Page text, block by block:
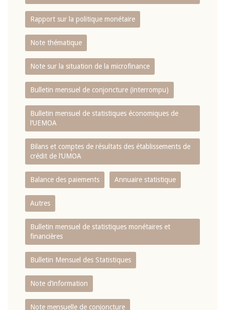
Rapport sur la politique monétaire
Note thématique
Note sur la situation de la microfinance
Bulletin mensuel de conjoncture (interrompu)
Bulletin mensuel de statistiques économiques de
l‘UEMOA
Bilans et comptes de résultats des établissements de
crédit de l‘UMOA
Balance des paiements Annuaire statistique
Autres
Bulletin mensuel de statistiques monétaires et
financières
Bulletin Mensuel des Statistiques
Note d’information
Note mensuelle de conjoncture